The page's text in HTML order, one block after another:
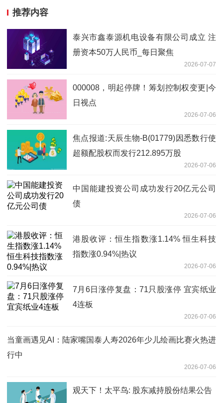
推荐内容
泰兴市鑫泰源机电设备有限公司成立 注
册资本50万人民币_每日聚焦
2026-07-07
000008，明起停牌！筹划控制权变更|今
日视点
2026-07-06
焦点报道:天辰生物-B(01779)因悉数行使
超额配股权而发行212.895万股
2026-07-06
中国能建投资公司成功发行20亿元公司
债
2026-07-06
港股收评：恒生指数涨1.14% 恒生科技
指数涨0.94%|热议
2026-07-06
7月6日涨停复盘：71只股涨停 宜宾纸业
4连板
2026-07-06
当童画遇见AI：陆家嘴国泰人寿2026年少儿绘画比赛火热进
行中
2026-07-06
观天下！太平鸟: 股东减持股份结果公告